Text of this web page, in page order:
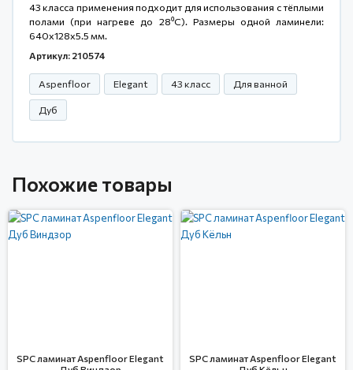
43 класса применения подходит для использования с тёплыми
полами (при нагреве до 28⁰С). Размеры одной ламинели:
640x128x5.5 мм.
Артикул: 210574
Aspenfloor Elegant 43 класс Для ванной
Дуб
Похожие товары
SPC ламинат Aspenfloor Elegant
SPC ламинат Aspenfloor Elegant